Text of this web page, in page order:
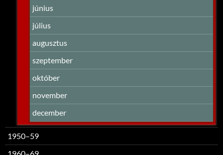
június
július
augusztus
szeptember
október
november
december
1950–59